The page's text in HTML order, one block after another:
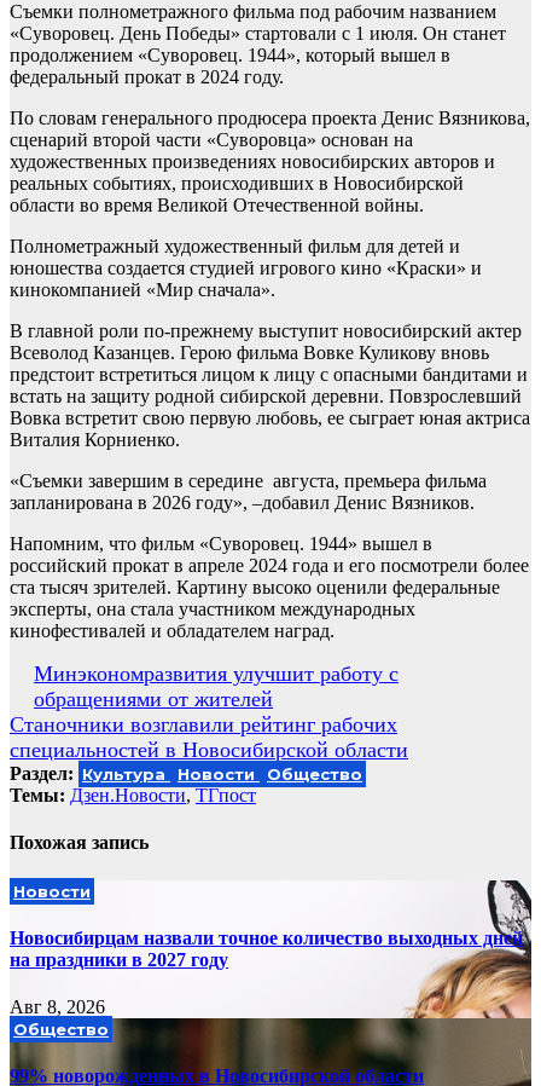
Съемки полнометражного фильма под рабочим названием
«Суворовец. День Победы» стартовали с 1 июля. Он станет
продолжением «Суворовец. 1944», который вышел в
федеральный прокат в 2024 году.
По словам генерального продюсера проекта Денис Вязникова,
сценарий второй части «Суворовца» основан на
художественных произведениях новосибирских авторов и
реальных событиях, происходивших в Новосибирской
области во время Великой Отечественной войны.
Полнометражный художественный фильм для детей и
юношества создается студией игрового кино «Краски» и
кинокомпанией «Мир сначала».
В главной роли по-прежнему выступит новосибирский актер
Всеволод Казанцев. Герою фильма Вовке Куликову вновь
предстоит встретиться лицом к лицу с опасными бандитами и
встать на защиту родной сибирской деревни. Повзрослевший
Вовка встретит свою первую любовь, ее сыграет юная актриса
Виталия Корниенко.
«Съемки завершим в середине августа, премьера фильма
запланирована в 2026 году», –добавил Денис Вязников.
Напомним, что фильм «Суворовец. 1944» вышел в
российский прокат в апреле 2024 года и его посмотрели более
ста тысяч зрителей. Картину высоко оценили федеральные
эксперты, она стала участником международных
кинофестивалей и обладателем наград.
Навигация
по
записям
Минэкономразвития улучшит работу с
обращениями от жителей
Станочники возглавили рейтинг рабочих
специальностей в Новосибирской области
Раздел: Культура Новости Общество
Темы: Дзен.Новости, ТГпост
Похожая запись
Новости
Новосибирцам назвали точное количество выходных дней
на праздники в 2027 году
Авг 8, 2026
Общество
99% новорожденных в Новосибирской области